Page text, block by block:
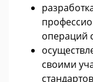
операций
своими